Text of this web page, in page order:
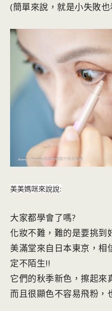
(簡單來說，就是小失敗
美美媽咪來說說:
大家都學會了嗎?
化妝不難，難的是要挑到
美滿堂來自日本東京，相
定不陌生!!
它們的秋季新色，擦起來
而且很顯色不容易飛粉，